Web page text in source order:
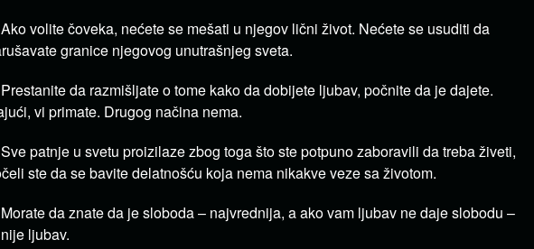
volite čoveka, nećete se mešati u njegov lični život. Nećete se usuditi da
granice njegovog unutrašnjeg sveta.
da razmišljate o tome kako da dobijete ljubav, počnite da je dajete.
vi primate. Drugog načina nema.
patnje u svetu proizilaze zbog toga što ste potpuno zaboravili da treba živeti,
ste da se bavite delatnošću koja nema nikakve veze sa životom.
da znate da je sloboda – najvrednija, a ako vam ljubav ne daje slobodu –
ljubav.